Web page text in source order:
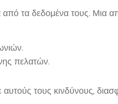
από τα δεδομένα τους. Μια
πελατών.
αυτούς τους κινδύνους,